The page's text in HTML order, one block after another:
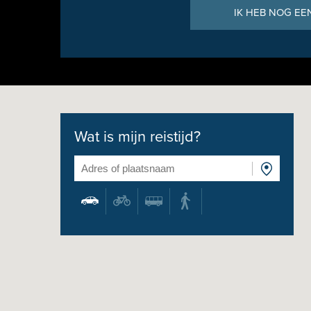
IK HEB NOG
Wat is mijn reistijd?